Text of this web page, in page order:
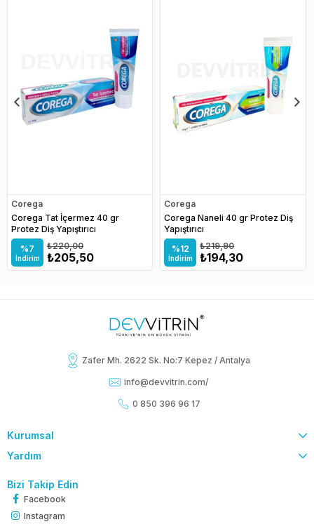
Corega
Corega Tat İçermez 40 gr
Protez Diş Yapıştırıcı
%7
İndirim ₺205,50
₺220,00
Corega
Corega Naneli 40 gr Protez Diş
Yapıştırıcı
%12
İndirim ₺194,30
₺219,90
Zafer Mh. 2622 Sk. No:7 Kepez / Antalya
info@devvitrin.com/
0 850 396 96 17
Kurumsal
Yardım
Bizi Takip Edin
Facebook
Instagram